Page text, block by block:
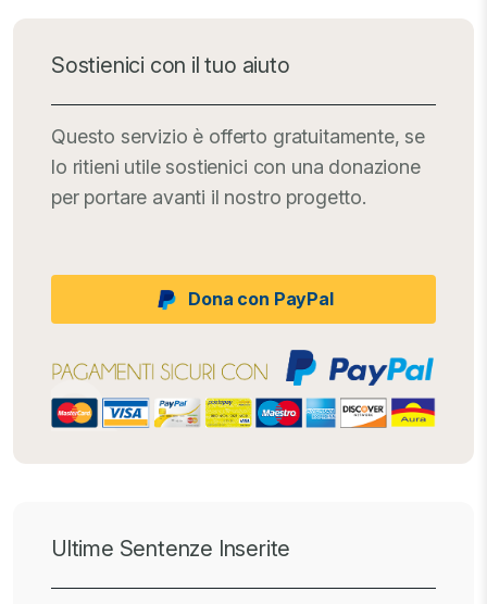
Sostienici con il tuo aiuto
Questo servizio è offerto gratuitamente, se
lo ritieni utile sostienici con una donazione
per portare avanti il nostro progetto.
Dona con PayPal
Ultime Sentenze Inserite